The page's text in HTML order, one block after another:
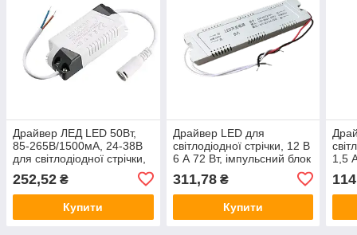
Драйвер ЛЕД LED 50Вт,
85-265В/1500мА, 24-38В
для світлодіодної стрічки,
252,52 ₴
Купити
Драйвер LED для
світлодіодної стрічки, 12 В
6 А 72 Вт, імпульсний блок
311,78₴
Купити
1,5